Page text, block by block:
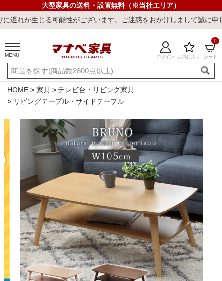
大型家具の送料・設置無料（※当社エリア）
能性がございます。ご迷惑をおかけしまして誠に申し訳ございませ
MENU ログイン お気に入り カート
0
ご利用ガイド 新規会員登録
店舗一覧 閲覧履歴
よくある質問
キーワード・商品番号で探す
最短発送 冷感ラグ 冷感寝具 ワークデスク ウィルトンラ
カテゴリから探す
HOME 家具
テレビ台・リビング家具
リビングテーブル・サイドテーブル